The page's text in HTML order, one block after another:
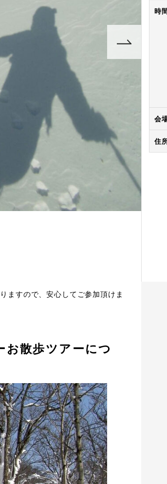
ますので、安心してご参加頂けま
散歩ツアーにつ
時
会
住